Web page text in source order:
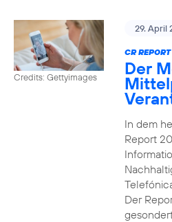
Credits: Gettyimages
29. April
CR
Der
In dem
Report
Der